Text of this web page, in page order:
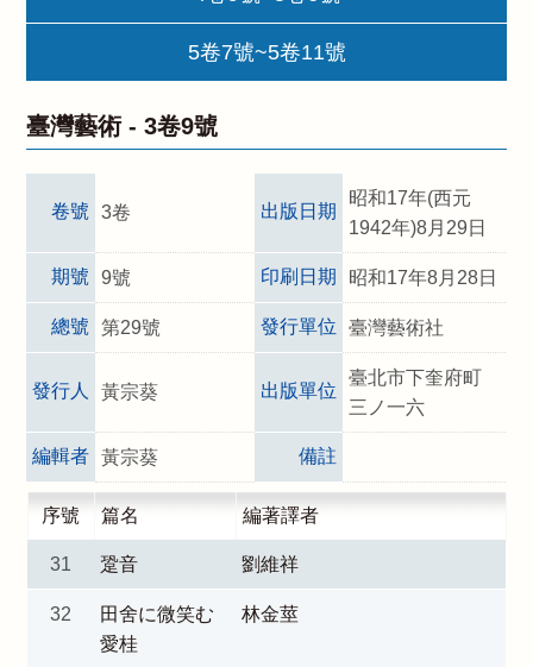
5卷7號~5卷11號
臺灣藝術 -3卷9號
卷號 3卷 出版日期
昭和17年(西元
1942年)8月29日
期號 9號 印刷日期 昭和17年8月28日
總號 第29號 發行單位 臺灣藝術社
發行人 黃宗葵 出版單位
臺北市下奎府町
三ノ一六
編輯者 黃宗葵 備註
序號 篇名 編著譯者
31 跫音 劉維祥
32
田舍に微笑む
愛桂
林金莖